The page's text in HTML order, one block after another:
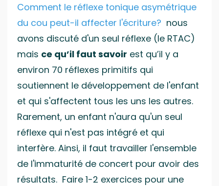
Comment le réflexe tonique asymétrique
du cou peut-il affecter l'écriture? nous
avons discuté d'un seul réflexe (le RTAC)
mais ce qu’il faut savoir est qu’il y a
environ 70 réflexes primitifs qui
soutiennent le développement de l'enfant
et qui s'affectent tous les uns les autres.
Rarement, un enfant n'aura qu'un seul
réflexe qui n'est pas intégré et qui
interfère. Ainsi, il faut travailler l'ensemble
de l'immaturité de concert pour avoir des
résultats. Faire 1-2 exercices pour une